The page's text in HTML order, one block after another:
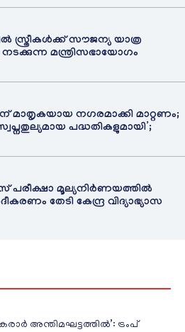
സൗജന്യ യാത്ര
മന്ത്രിസഭായോഗം
മാതൃകയായ നഗരമാക്കി മാറ്റണം;
പദ്ധതികളുമായി’;
പരീക്ഷാ മൂല്യനിർണയത്തിൽ
തേടി കേന്ദ്ര വിദ്യാഭ്യാസ
അന്തിമഘട്ടത്തിൽ‌’: ട്രംപ്